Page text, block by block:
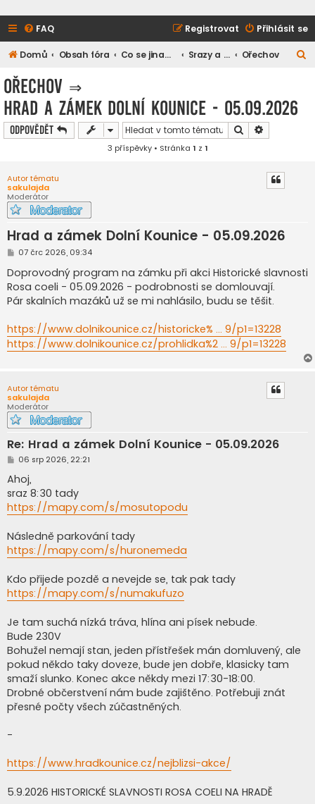
FAQ Přihlásit se
Registrovat
Domů Obsah fóra Co se jinam nevešlo Srazy a setkání Ořechov
Ořechov ⇒
Hrad a zámek Dolní Kounice - 05.09.2026
Odpovědět Hledat
3 příspěvky • Stránka 1 z 1
Autor tématu
sakulajda
Moderátor
Hrad a zámek Dolní Kounice - 05.09.2026
P
í
s
p
ě
v
k
07 črc 2026, 09:34
Doprovodný program na zámku při akci Historické slavnosti
Rosa coeli - 05.09.2026 - podrobnosti se domlouvají.
Pár skalních mazáků už se mi nahlásilo, budu se těšit.
https://www.dolnikounice.cz/historicke% ... 9/p1=13228
https://www.dolnikounice.cz/prohlidka%2 ... 9/p1=13228
Autor tématu
sakulajda
Moderátor
Re: Hrad a zámek Dolní Kounice - 05.09.2026
P
í
s
p
ě
v
k
06 srp 2026, 22:21
Ahoj,
sraz 8:30 tady
https://mapy.com/s/mosutopodu
Následně parkování tady
https://mapy.com/s/huronemeda
Kdo přijede pozdě a nevejde se, tak pak tady
https://mapy.com/s/numakufuzo
Je tam suchá nízká tráva, hlína ani písek nebude.
Bude 230V
Bohužel nemají stan, jeden přístřešek mán domluvený, ale
pokud někdo taky doveze, bude jen dobře, klasicky tam
smaží slunko. Konec akce někdy mezi 17:30-18:00.
Drobné občerstvení nám bude zajištěno. Potřebuji znát
přesné počty všech zúčastněných.
-
https://www.hradkounice.cz/nejblizsi-akce/
5.9.2026 HISTORICKÉ SLAVNOSTI ROSA COELI NA HRADĚ